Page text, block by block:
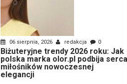
06 sierpnia, 2026 redakcja 0
Biżuteryjne trendy 2026 roku: Jak
polska marka olor.pl podbija serca
miłośników nowoczesnej
elegancji